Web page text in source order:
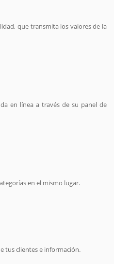
que transmita los valores de la
en línea a través de su panel de
en el mismo lugar.
tus clientes e información.